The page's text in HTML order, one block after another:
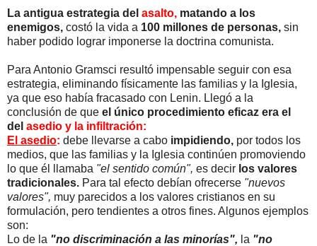
La antigua estrategia del asalto, matando a los
enemigos, costó la vida a 100 millones de personas, sin
haber podido lograr imponerse la doctrina comunista.
Para Antonio Gramsci resultó impensable seguir con esa
estrategia, eliminando físicamente las familias y la Iglesia,
ya que eso había fracasado con Lenin. Llegó a la
conclusión de que el único procedimiento eficaz era el
del asedio y la infiltración:
El asedio: debe llevarse a cabo impidiendo, por todos los
medios, que las familias y la Iglesia continúen promoviendo
lo que él llamaba "el sentido común", es decir los valores
tradicionales. Para tal efecto debían ofrecerse "nuevos
valores", muy parecidos a los valores cristianos en su
formulación, pero tendientes a otros fines. Algunos ejemplos
son:
Lo de la "no discriminación a las minorías", la "no